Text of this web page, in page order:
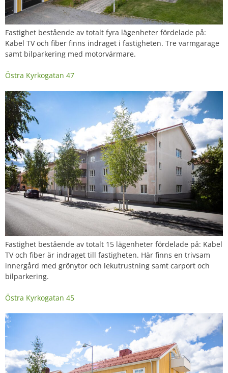
Fastighet bestående av totalt fyra lägenheter fördelade på:
Kabel TV och fiber finns indraget i fastigheten. Tre varmgarage
samt bilparkering med motorvärmare.
Östra Kyrkogatan 47
Fastighet bestående av totalt 15 lägenheter fördelade på: Kabel
TV och fiber är indraget till fastigheten. Här finns en trivsam
innergård med grönytor och lekutrustning samt carport och
bilparkering.
Östra Kyrkogatan 45